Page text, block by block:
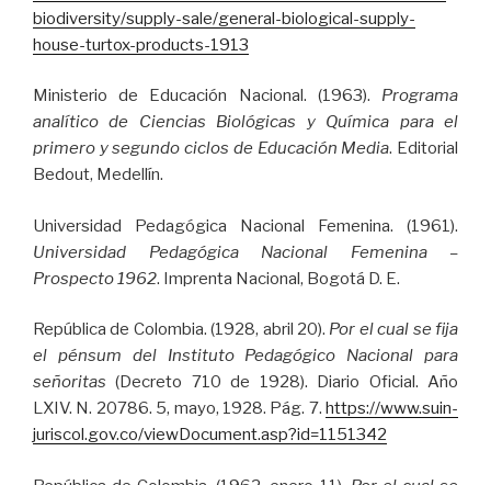
biodiversity/supply-sale/general-biological-supply-
house-turtox-products-1913
Ministerio de Educación Nacional. (1963). Programa
analítico de Ciencias Biológicas y Química para el
primero y segundo ciclos de Educación Media. Editorial
Bedout, Medellín.
Universidad Pedagógica Nacional Femenina. (1961).
Universidad Pedagógica Nacional Femenina –
Prospecto 1962. Imprenta Nacional, Bogotá D. E.
República de Colombia. (1928, abril 20). Por el cual se fija
el pénsum del Instituto Pedagógico Nacional para
señoritas (Decreto 710 de 1928). Diario Oficial. Año
LXIV. N. 20786. 5, mayo, 1928. Pág. 7. https://www.suin-
juriscol.gov.co/viewDocument.asp?id=1151342